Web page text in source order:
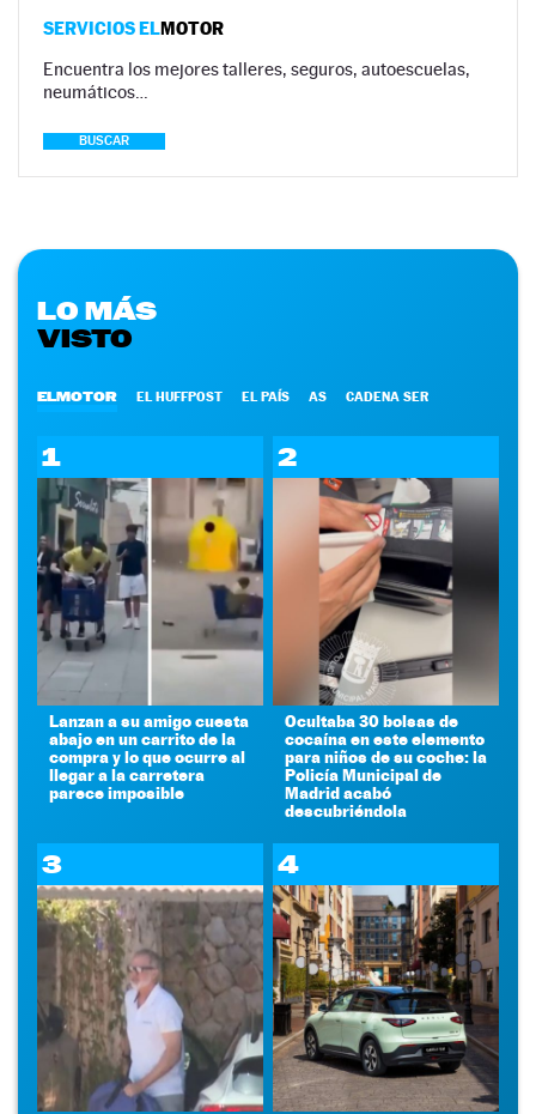
SERVICIOS ELMOTOR
Encuentra los mejores talleres, seguros, autoescuelas,
neumáticos…
BUSCAR
LO MÁS
VISTO
ELMOTOR EL HUFFPOST EL PAÍS AS CADENA SER
1
Lanzan a su amigo cuesta
abajo en un carrito de la
compra y lo que ocurre al
llegar a la carretera
parece imposible
2
Ocultaba 30 bolsas de
cocaína en este elemento
para niños de su coche: la
Policía Municipal de
Madrid acabó
descubriéndola
3 4